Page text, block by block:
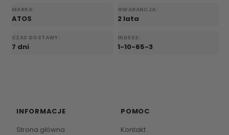
MARKA:
ATOS
GWARANCJA:
2 lata
CZAS DOSTAWY:
7 dni
INDEKS:
1-10-65-3
INFORMACJE
Strona główna
POMOC
Kontakt